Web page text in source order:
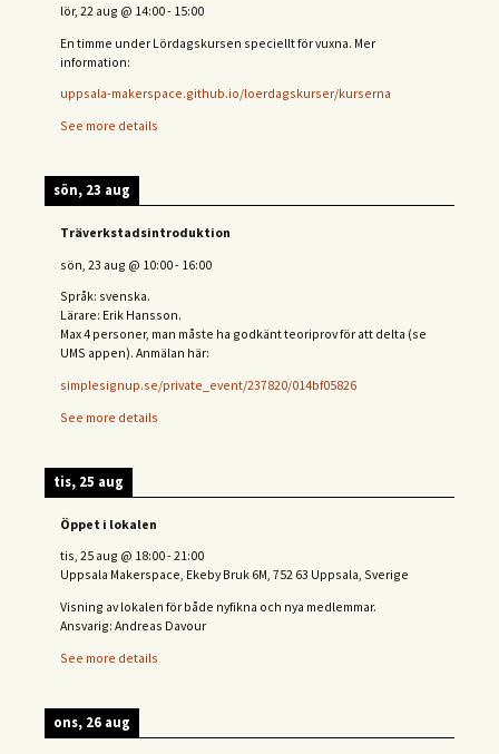
lör, 22 aug @ 14:00- 15:00
En timme under Lördagskursen speciellt för vuxna. Mer
information:
uppsala-makerspace.github.io/loerdagskurser/kurserna
See more details
sön, 23 aug
Träverkstadsintroduktion
sön, 23 aug @ 10:00- 16:00
Språk: svenska.
Lärare: Erik Hansson.
Max 4 personer, man måste ha godkänt teoriprov för att delta (se
UMS appen). Anmälan här:
simplesignup.se/private_event/237820/014bf05826
See more details
tis, 25 aug
Öppet i lokalen
tis, 25 aug @ 18:00-21:00
Uppsala Makerspace, Ekeby Bruk 6M, 752 63 Uppsala, Sverige
Visning av lokalen för både nyfikna och nya medlemmar.
Ansvarig: Andreas Davour
See more details
ons, 26 aug